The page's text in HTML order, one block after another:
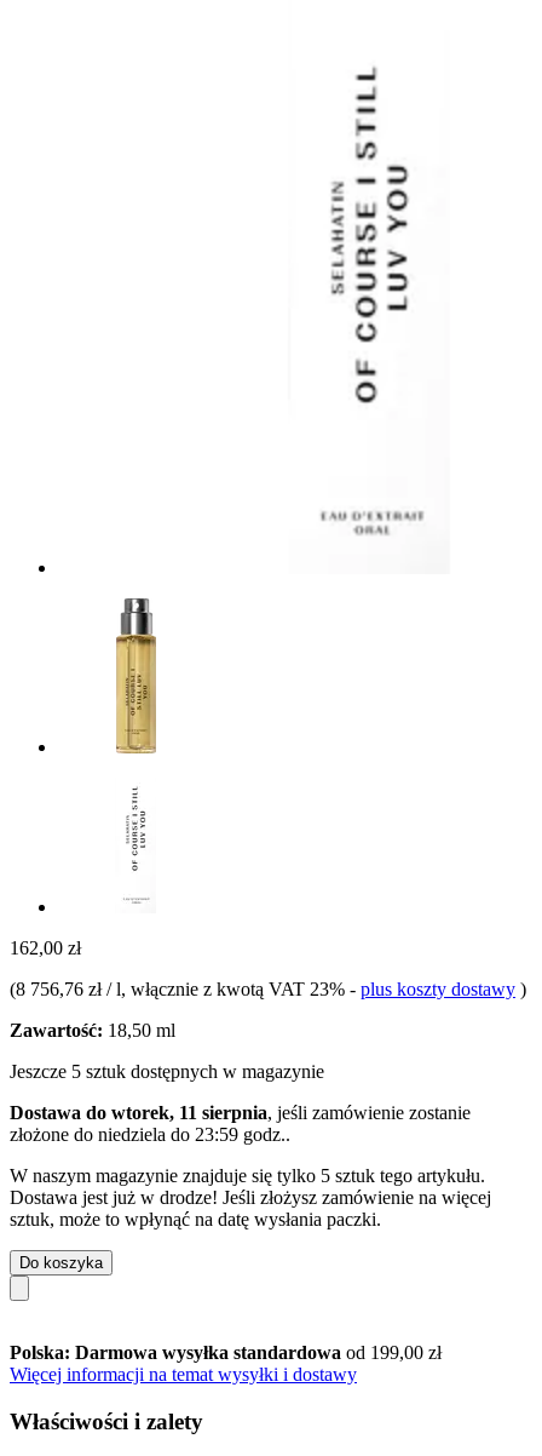
162,00 zł
(8 756,76 zł / l, włącznie z kwotą VAT 23% - plus koszty dostawy )
Zawartość: 18,50 ml
Jeszcze 5 sztuk dostępnych w magazynie
Dostawa do wtorek, 11 sierpnia, jeśli zamówienie zostanie
złożone do niedziela do 23:59 godz..
W naszym magazynie znajduje się tylko 5 sztuk tego artykułu.
Dostawa jest już w drodze! Jeśli złożysz zamówienie na więcej
sztuk, może to wpłynąć na datę wysłania paczki.
Do koszyka
Polska: Darmowa wysyłka standardowa od 199,00 zł
Więcej informacji na temat wysyłki i dostawy
Właściwości i zalety